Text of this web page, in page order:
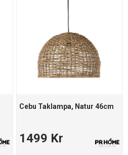
Cebu Taklampa, Natur 46cm
1499 Kr